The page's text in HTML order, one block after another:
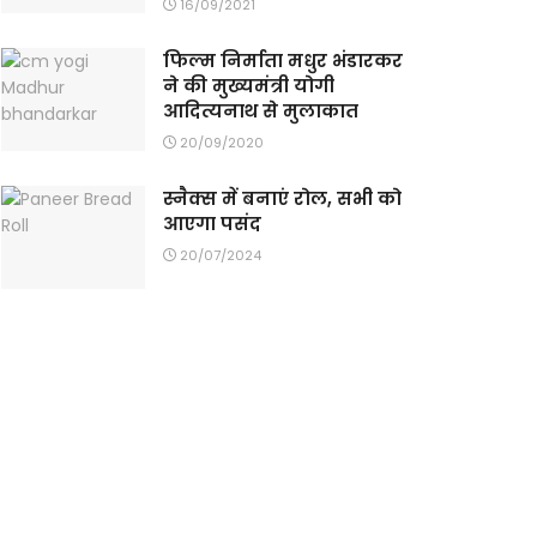
16/09/2021
फिल्म निर्माता मधुर भंडारकर
ने की मुख्यमंत्री योगी
आदित्यनाथ से मुलाकात
20/09/2020
स्नैक्स में बनाएं रोल, सभी को
आएगा पसंद
20/07/2024